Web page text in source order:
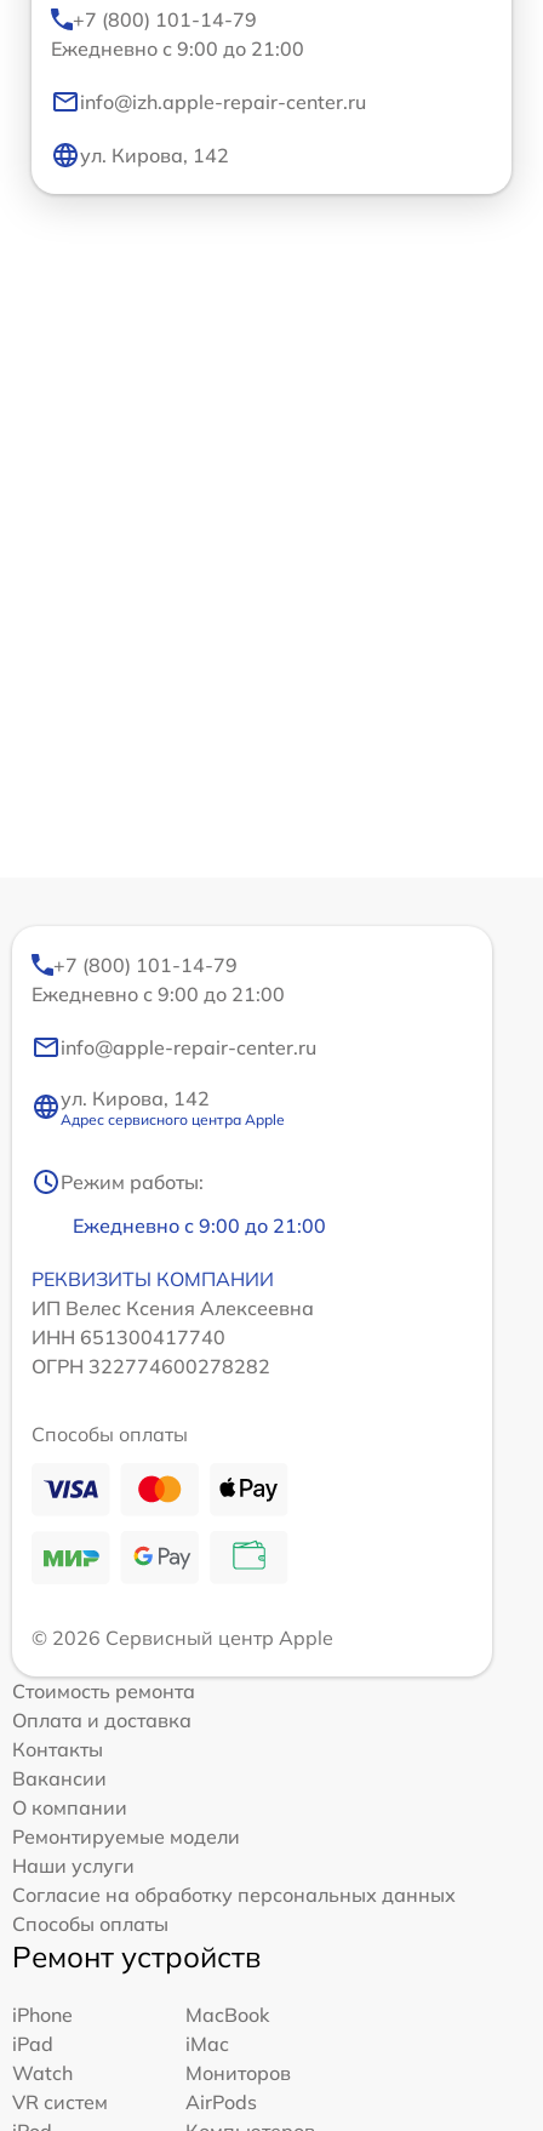
+7 (800) 101-14-79
Ежедневно с 9:00 до 21:00
info@izh.apple-repair-center.ru
ул. Кирова, 142
+7 (800) 101-14-79
Ежедневно с 9:00 до 21:00
info@apple-repair-center.ru
ул. Кирова, 142
Адрес сервисного центра Apple
Режим работы:
Ежедневно с 9:00 до 21:00
РЕКВИЗИТЫ КОМПАНИИ
ИП Велес Ксения Алексеевна
ИНН 651300417740
ОГРН 322774600278282
Способы оплаты
© 2026 Сервисный центр Apple
Стоимость ремонта
Оплата и доставка
Контакты
Вакансии
О компании
Ремонтируемые модели
Наши услуги
Согласие на обработку персональных данных
Способы оплаты
Ремонт устройств
iPhone
MacBook
iPad
iMac
Watch
Мониторов
VR систем
AirPods